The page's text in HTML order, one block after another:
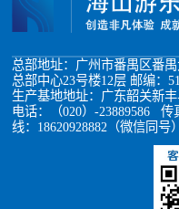
总部地址：广州市番禺区番
总部中心23号楼12层 邮编：
生产基地地址：广东韶关新
电话：（020）-23889586
线：18620928882（微信同